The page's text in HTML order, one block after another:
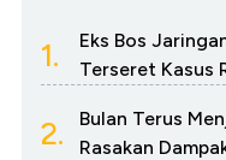
1.
Eks Bos
Terseret Kasus
2.
Bulan Terus
Rasakan